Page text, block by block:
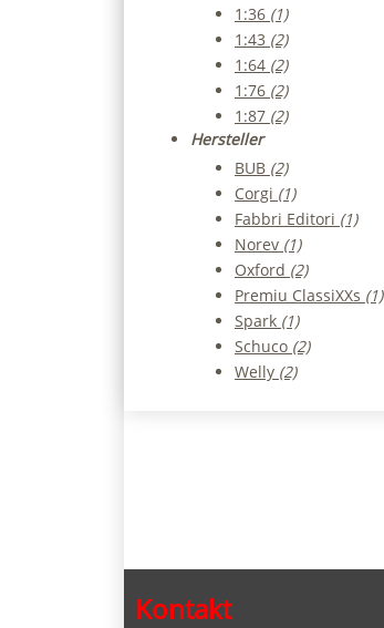
1:36 (1)
1:43 (2)
1:64 (2)
1:76 (2)
1:87 (2)
Hersteller
BUB (2)
Corgi (1)
Fabbri Editori (1)
Norev (1)
Oxford (2)
Premiu ClassiXXs (1)
Spark (1)
Schuco (2)
Welly (2)
Kontakt